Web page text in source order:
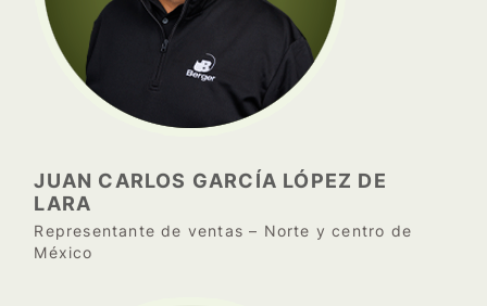
JUAN CARLOS GARCÍA LÓPEZ DE
LARA
Representante de ventas – Norte y centro de
México